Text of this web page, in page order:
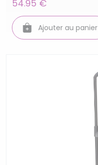
54.95 €
Ajouter au panier